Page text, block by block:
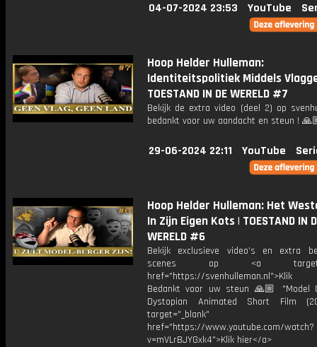
04-07-2024 23:53 YouTube
Hoop Helder Hulleman:
Identiteitspolitiek Middels
TOESTAND IN DE WERELD #7
Bekijk de extra video (deel 2) op
bedankt voor uw aandacht en steun !
29-06-2024 22:11 YouTube
Hoop Helder Hulleman: Het
In Zijn Eigen Kots | TOESTAND IN
WERELD #6
Bekijk exclusieve video’s en extra
scenes op <a
href="https://svenhulleman.nl">Klik
Bedankt voor uw steun 🙏🏼 "Model
Dystopian Animated Short Film
target="_blank"
href="https://www.youtube.com/watch?
v=mVLrBJYGxk4">Klik hier</a>